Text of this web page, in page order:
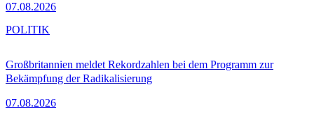
07.08.2026
Großbritannien meldet Rekordzahlen bei dem Programm zur
Bekämpfung der Radikalisierung
07.08.2026
POLITIK